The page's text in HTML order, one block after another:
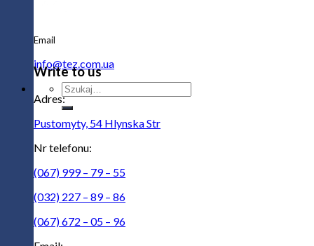
Email
info@tez.com.ua
Szukaj:
Write to us
Adres:
Pustomyty, 54 Hlynska Str
Nr telefonu:
(067) 999 – 79 – 55
(032) 227 – 89 – 86
(067) 672 – 05 – 96